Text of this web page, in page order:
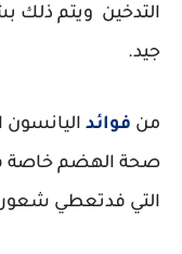
التدخين ويتم
جيد.
من فوائد
صحة الهضم خاصة
التي فدتعطي شعور